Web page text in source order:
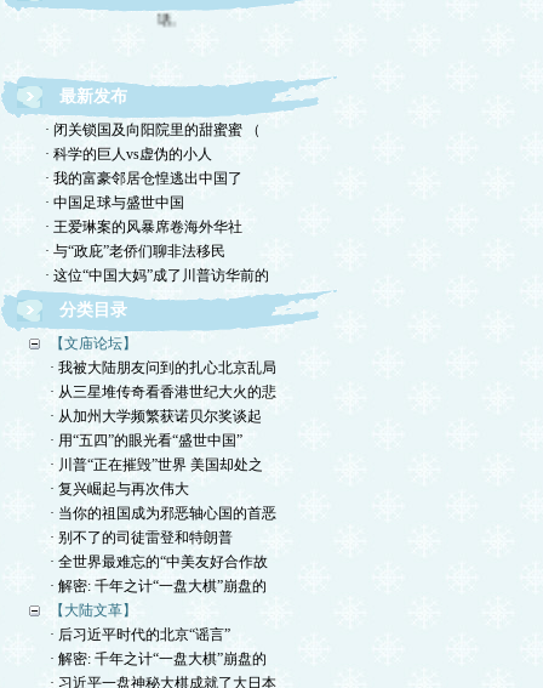
最新发布
· 闭关锁国及向阳院里的甜蜜蜜 （
· 科学的巨人vs虚伪的小人
· 我的富豪邻居仓惶逃出中国了
· 中国足球与盛世中国
· 王爱琳案的风暴席卷海外华社
· 与“政庇”老侨们聊非法移民
· 这位“中国大妈”成了川普访华前的
分类目录
【文庙论坛】
· 我被大陆朋友问到的扎心北京乱局
· 从三星堆传奇看香港世纪大火的悲
· 从加州大学频繁获诺贝尔奖谈起
· 用“五四”的眼光看“盛世中国”
· 川普“正在摧毁”世界 美国却处之
· 复兴崛起与再次伟大
· 当你的祖国成为邪恶轴心国的首恶
· 别不了的司徒雷登和特朗普
· 全世界最难忘的“中美友好合作故
· 解密: 千年之计“一盘大棋”崩盘的
【大陆文革】
· 后习近平时代的北京“谣言”
· 解密: 千年之计“一盘大棋”崩盘的
· 习近平一盘神秘大棋成就了大日本